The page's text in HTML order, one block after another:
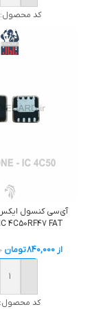
کد
آی‌سی کنسول
4C50RF47 FAT
از 840,000تومان
خرید
کد محصول: